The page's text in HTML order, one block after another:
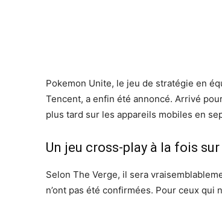
Pokemon Unite, le jeu de stratégie en
Tencent, a enfin été annoncé. Arrivé
plus tard sur les appareils mobiles en
Un jeu cross-play à la fois
Selon The Verge, il sera
n’ont pas été confirmées. Pour ceux